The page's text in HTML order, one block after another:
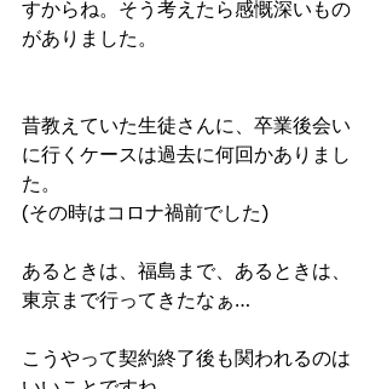
すからね。そう考えたら感慨深いもの
がありました。
昔教えていた生徒さんに、卒業後会い
に行くケースは過去に何回かありまし
た。
(その時はコロナ禍前でした)
あるときは、福島まで、あるときは、
東京まで行ってきたなぁ…
こうやって契約終了後も関われるのは